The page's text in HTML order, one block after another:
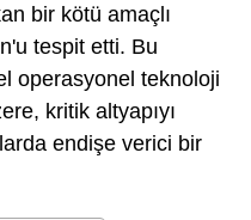
bir kötü amaçlı
tespit etti. Bu
operasyonel teknoloji
kritik altyapıyı
endişe verici bir